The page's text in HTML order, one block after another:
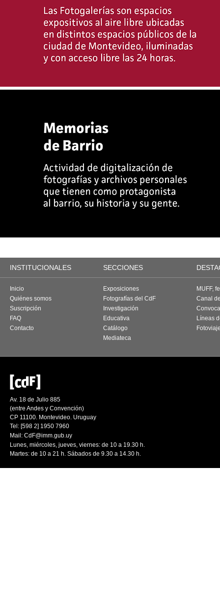
INSTITUCIONALES SECCIONES
Inicio
Quiénes somos
Suscripción
FAQ
Contacto
Exposiciones
Fotografías del CdF
Investigación
Educativa
Catálogo
Mediateca
MUFF,
Canal
Líneas
Av. 18 de Julio 885
(entre Andes y Convención)
CP 11100. Montevideo. Uruguay
Tel: [598 2] 1950 7960
Mail: CdF@imm.gub.uy
Lunes, miércoles, jueves, viernes: de 10 a 19.30 h.
Martes: de 10 a 21 h. Sábados de 9.30 a 14.30 h.